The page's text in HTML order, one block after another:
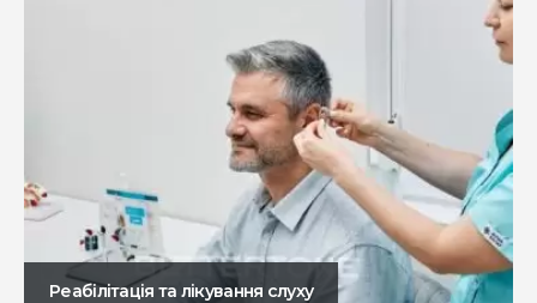
Реабілітація та лікування слуху